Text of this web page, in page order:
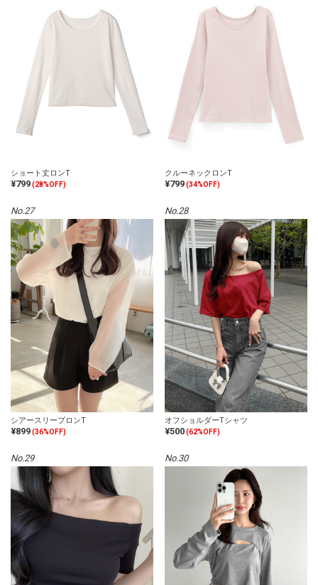
ショート丈ロンT
¥799(28%OFF)
クルーネックロンT
¥799(34%OFF)
No.27
シアースリーブロンT
¥899(36%OFF)
No.28
オフショルダーTシャツ
¥500(62%OFF)
No.29 No.30